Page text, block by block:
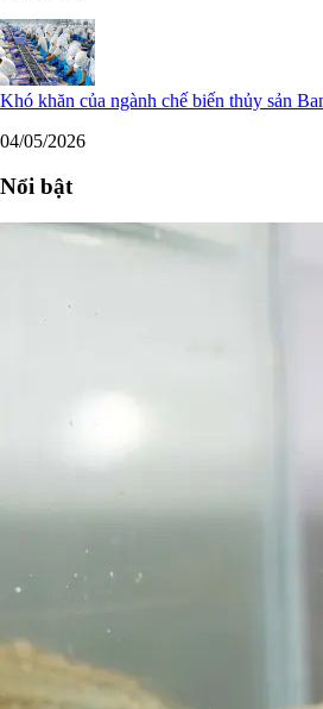
Khó khăn của ngành chế biến thủy sản
04/05/2026
Nổi bật